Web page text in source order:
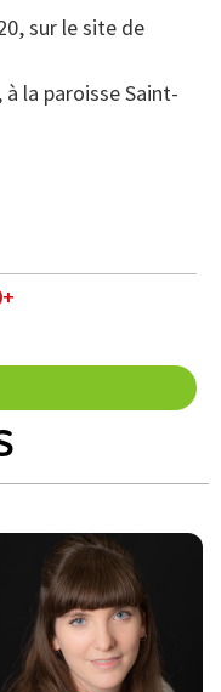
sur le site de
à la paroisse Saint-